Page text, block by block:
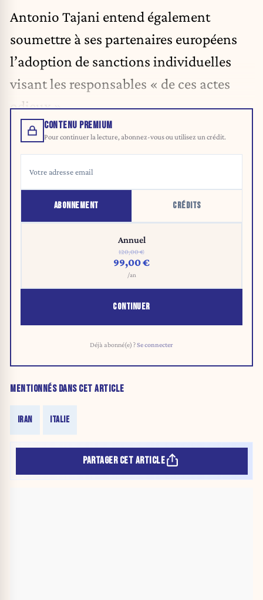
Antonio Tajani entend également
soumettre à ses partenaires européens
l’adoption de sanctions individuelles
visant les responsables « de ces actes
odieux ».
CONTENU PREMIUM
Pour continuer la lecture, abonnez-vous ou utilisez un crédit.
ABONNEMENT CRÉDITS
Annuel
120,00 €
99,00 €
/an
CONTINUER
Déjà abonné(e) ?Se connecter
MENTIONNÉS DANS CET ARTICLE
IRAN ITALIE
PARTAGER CET ARTICLE